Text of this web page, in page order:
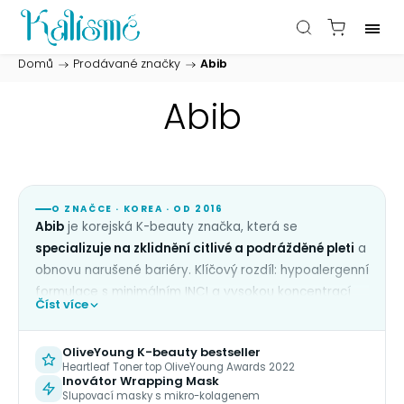
Domů / Prodávané značky / Abib
Abib
O ZNAČCE · KOREA · OD 2016
Abib je korejská K-beauty značka, která se
specializuje na zklidnění citlivé a podrážděné pleti a
obnovu narušené bariéry. Klíčový rozdíl: hypoalergenní
formulace s minimálním INCI a vysokou koncentrací
jedné hero ingredience na produkt — důraz na čistotu
a obnovu.
Hlavní hvězdou jeHeartleaf (Houttuynia cordata) z
hory Jiri v koncentraci 50 000 ppm
Číst více
OliveYoung K-beauty bestseller
Heartleaf Toner top OliveYoung Awards 2022
Inovátor Wrapping Mask
Slupovací masky s mikro-kolagenem